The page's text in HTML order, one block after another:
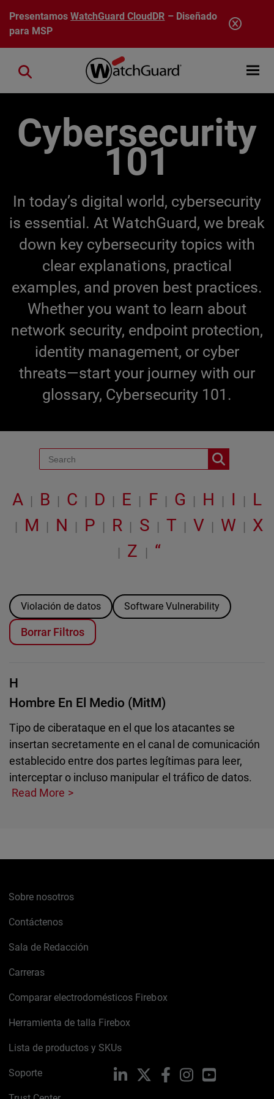
Pasar al contenido principal
PresentamosWatchGuard CloudDR – Diseñado
para MSP
Open
Close search
Cybersecurity
101
In today’s digital world, cybersecurity
is essential. At WatchGuard, we break
down key cybersecurity topics with
clear explanations, practical
examples, and proven best practices.
Whether you want to learn about
network security, endpoint protection,
identity management, or cyber
threats—start your journey with our
glossary, Cybersecurity 101.
A | B | C | D | E | F | G | H | I | L
| M | N | P | R | S | T | V | W | X
| Z | “
Violación de datos Software Vulnerability
Borrar Filtros
H
Hombre En El Medio (MitM)
Tipo de ciberataque en el que los atacantes se
insertan secretamente en el canal de comunicación
establecido entre dos partes legítimas para leer,
interceptar o incluso manipular el tráfico de datos.
Read More
Sobre nosotros
Contáctenos
Sala de Redacción
Carreras
Comparar electrodomésticos Firebox
Herramienta de talla Firebox
Lista de productos y SKUs
Soporte LinkedIn FacebookInstagramYouTube